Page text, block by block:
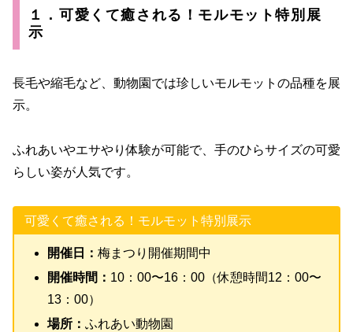
１．可愛くて癒される！モルモット特別展
示
長毛や縮毛など、動物園では珍しいモルモットの品種を展
示。
ふれあいやエサやり体験が可能で、手のひらサイズの可愛
らしい姿が人気です。
可愛くて癒される！モルモット特別展示
開催日： 梅まつり開催期間中
開催時間： 10：00〜16：00（休憩時間12：00〜
13：00）
場所： ふれあい動物園